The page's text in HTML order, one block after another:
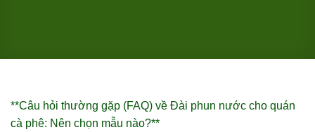
**Câu hỏi thường gặp (FAQ) về Đài phun nước cho quán
cà phê: Nên chọn mẫu nào?**